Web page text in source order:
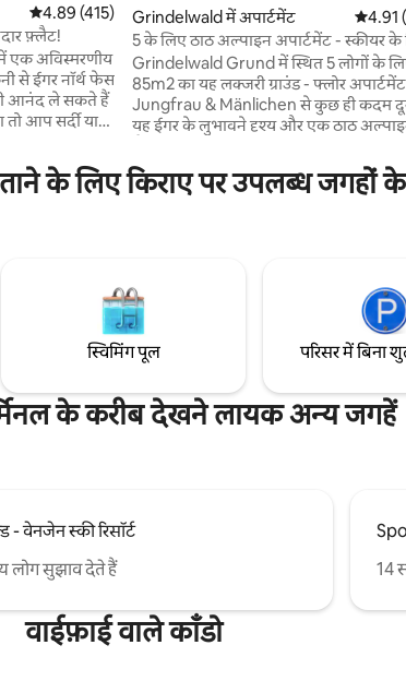
औसत रेटिंग 5 में से 4.89, 415 समीक्षाएँ
4.89 (415)
फ़्लैट!
एक अविस्मरणीय
से ईगर नॉर्थ फेस
भी आनंद ले सकते हैं
आप सर्दी या
सही है।
के लिए एकदम
और इसके महान
Grindelwald में अपार्टमेंट औसत4.91
5 के लिए ठाठ अल्पाइन अपार्टमेंट - स्कीयर के
एकदम सही
Grindelwald Grund में स्थित 5 लोगों के
85m2 का यह लक्जरी ग्राउंड - फ्लोर
Jungfrau & Mänlichen से कुछ ही कदम
यह ईगर के लुभावने दृश्य और एक ठाठ
प्रदान करता है। आपके ठहरने के दौरान बढ़िया
क्वालिटी की सामग्री, डिज़ाइन फ़र्नीचर, एन -
के लिए किराए पर उपलब्ध जगहों
स्विमिंग पूल परिसर में बिना
के करीब देखने लायक अन्य जगहें
- वेनजेन स्की रिसॉर्ट
लोग सुझाव देते हैं
14
वाईफ़ाई वाले काँडो